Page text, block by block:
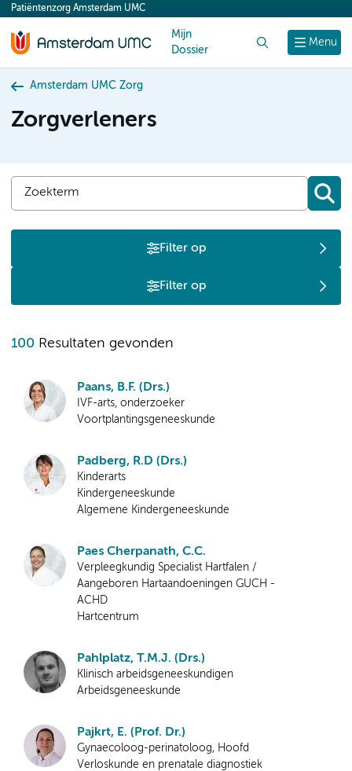
content
Menu
Patiëntenzorg Amsterdam UMC
Mijn
Dossier
Amsterdam UMC Zorg
Zorgverleners
Filter op
Filter op
100 Resultaten gevonden
Paans, B.F. (Drs.)
IVF-arts, onderzoeker
Voortplantingsgeneeskunde
Padberg, R.D (Drs.)
Kinderarts
Kindergeneeskunde
Algemene Kindergeneeskunde
Paes Cherpanath, C.C.
Verpleegkundig Specialist Hartfalen /
Aangeboren Hartaandoeningen GUCH -
ACHD
Hartcentrum
Pahlplatz, T.M.J. (Drs.)
Klinisch arbeidsgeneeskundigen
Arbeidsgeneeskunde
Pajkrt, E. (Prof. Dr.)
Gynaecoloog-perinatoloog, Hoofd
Verloskunde en prenatale diagnostiek